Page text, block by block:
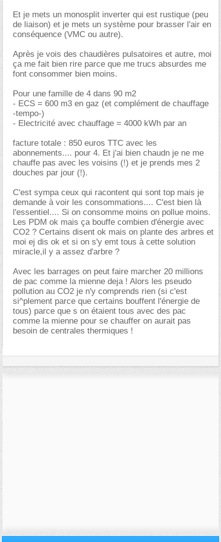
Et je mets un monosplit inverter qui est rustique (peu
de liaison) et je mets un système pour brasser l'air en
conséquence (VMC ou autre).
Après je vois des chaudières pulsatoires et autre, moi
ça me fait bien rire parce que me trucs absurdes me
font consommer bien moins.
Pour une famille de 4 dans 90 m2
- ECS = 600 m3 en gaz (et complément de chauffage
-tempo-)
- Electricité avec chauffage = 4000 kWh par an
facture totale : 850 euros TTC avec les
abonnements.... pour 4. Et j'ai bien chaudn je ne me
chauffe pas avec les voisins (!) et je prends mes 2
douches par jour (!).
C'est sympa ceux qui racontent qui sont top mais je
demande à voir les consommations.... C'est bien là
l'essentiel.... Si on consomme moins on pollue moins.
Les PDM ok mais ça bouffe combien d'énergie avec
CO2 ? Certains disent ok mais on plante des arbres et
moi ej dis ok et si on s'y emt tous à cette solution
miracle,il y a assez d'arbre ?
Avec les barrages on peut faire marcher 20 millions
de pac comme la mienne deja ! Alors les pseudo
pollution au CO2 je n'y comprends rien (si c'est
si^plement parce que certains bouffent l'énergie de
tous) parce que s on étaient tous avec des pac
comme la mienne pour se chauffer on aurait pas
besoin de centrales thermiques !